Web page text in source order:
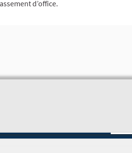
d’office.